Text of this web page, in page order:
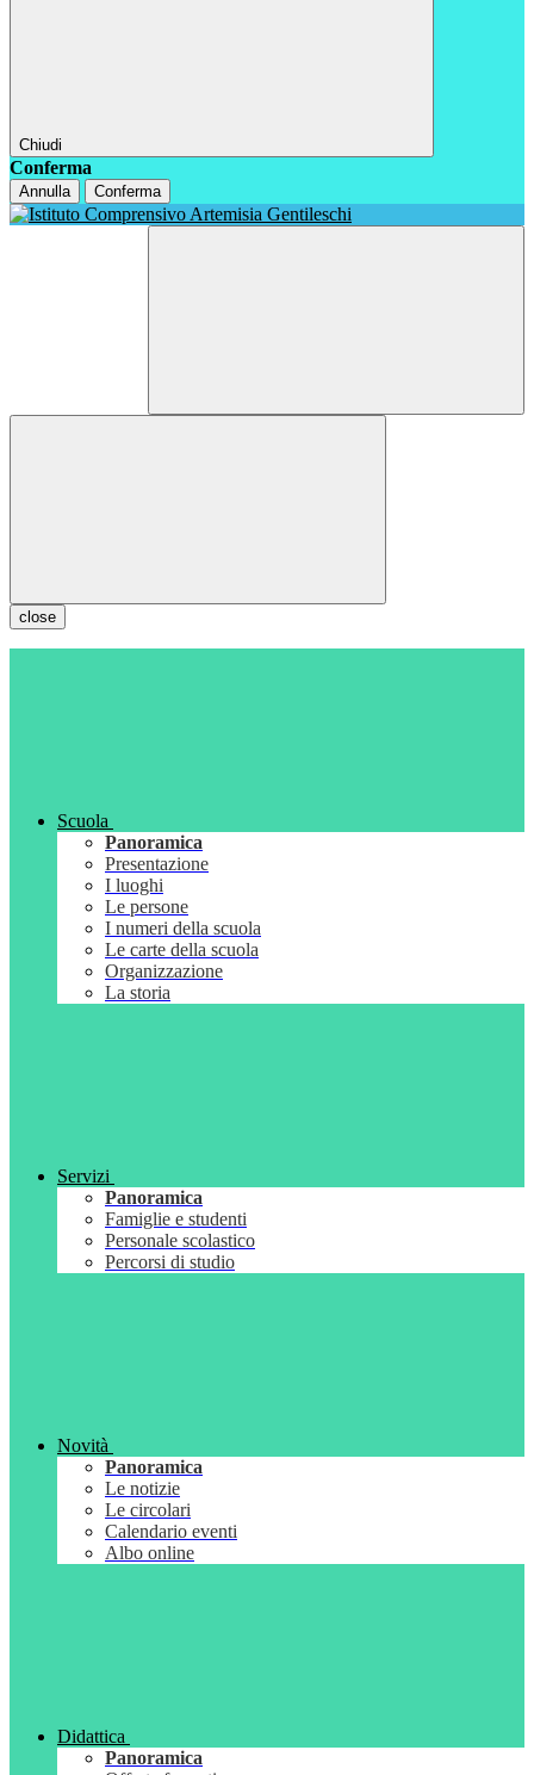
Chiudi
Conferma
Annulla Conferma
close
Scuola
Panoramica
Presentazione
I luoghi
Le persone
I numeri della scuola
Le carte della scuola
Organizzazione
La storia
Servizi
Panoramica
Famiglie e studenti
Personale scolastico
Percorsi di studio
Novità
Panoramica
Le notizie
Le circolari
Calendario eventi
Albo online
Didattica
Panoramica